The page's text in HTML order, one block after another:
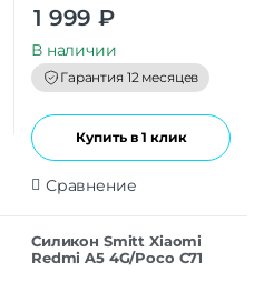
t
o
f
5
1 999 ₽
В наличии
Гарантия 12 месяцев
Купить в 1 клик
Сравнение
Силикон Smitt Xiaomi
Redmi A5 4G/Poco C71